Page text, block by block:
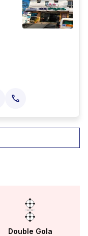
Double Gola